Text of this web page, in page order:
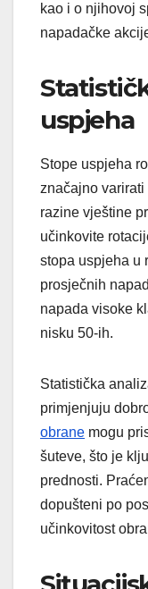
kao i o njihovoj
napadačke
uspjeha
Stope uspjeha
značajno
razine vještine
učinkovite
stopa uspjeha u
prosječnih
napada visoke
nisku 50-ih.
Statistička
primjenjuju
obrane mogu
šuteve, što je
prednosti.
dopušteni po
učinkovitost